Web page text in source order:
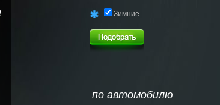
Зимние
по автомобилю